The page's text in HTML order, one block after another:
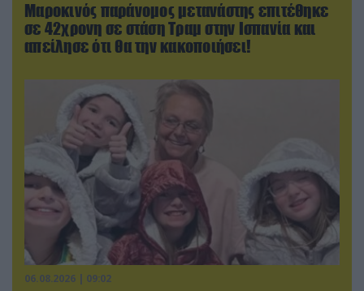
Μαροκινός παράνομος μετανάστης επιτέθηκε
σε 42χρονη σε στάση Τραμ στην Ισπανία και
απείλησε ότι θα την κακοποιήσει!
06.08.2026 | 09:02